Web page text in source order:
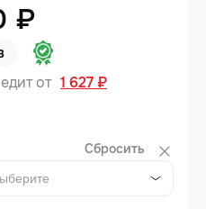
₽
от 1 627 ₽
Сбросить